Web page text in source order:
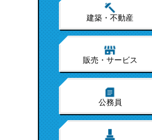
建築・不動産
販売・サービス
公務員